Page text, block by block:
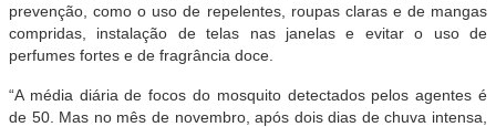
prevenção, como o uso de repelentes, roupas claras e de mangas
compridas, instalação de telas nas janelas e evitar o uso de
perfumes fortes e de fragrância doce.
“A média diária de focos do mosquito detectados pelos agentes é
de 50. Mas no mês de novembro, após dois dias de chuva intensa,